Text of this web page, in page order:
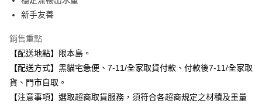
國泰世華商業銀行
匯豐（台灣）商業銀行
聯邦商業銀行
元大商業銀行
永豐商業銀行
台新國際商業銀行
台灣樂天信用卡公司
街口支付
悠遊付
Google Pay
新手友善
銷售重點
【配送地點】限本島。
【配送方式】黑貓宅急便、7-11/全家取貨付款、付款後7-11/全家取
貨、門市自取。
【注意事項】選取超商取貨服務，須符合各超商規定之材積及重量